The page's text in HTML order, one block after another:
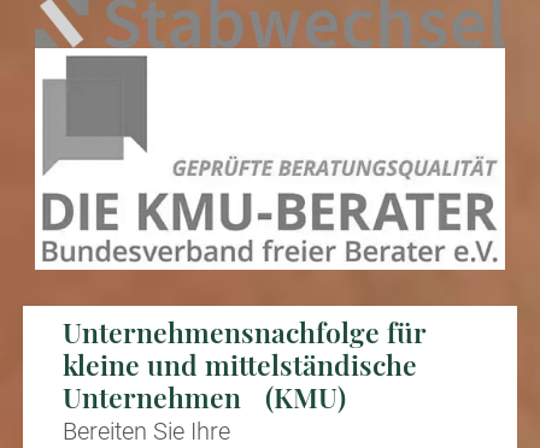
Unternehmens­nachfolge für
kleine und mittelständische
Unternehmen (KMU)
Bereiten Sie Ihre